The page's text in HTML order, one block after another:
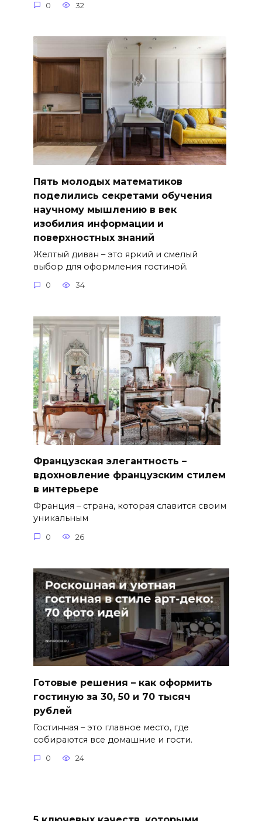
0 32
Пять молодых математиков
поделились секретами обучения
научному мышлению в век
изобилия информации и
поверхностных знаний
Желтый диван – это яркий и смелый
выбор для оформления гостиной.
0 34
Французская элегантность –
вдохновление французским стилем
в интерьере
Франция – страна, которая славится своим
уникальным
0 26
Готовые решения – как оформить
гостиную за 30, 50 и 70 тысяч
рублей
Гостинная – это главное место, где
собираются все домашние и гости.
0 24